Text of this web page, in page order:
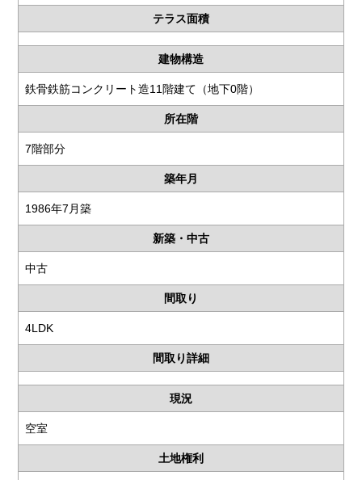
テラス面積
建物構造
鉄骨鉄筋コンクリート造11階建て（地下0階）
所在階
7階部分
築年月
1986年7月築
新築・中古
中古
間取り
4LDK
間取り詳細
現況
空室
土地権利